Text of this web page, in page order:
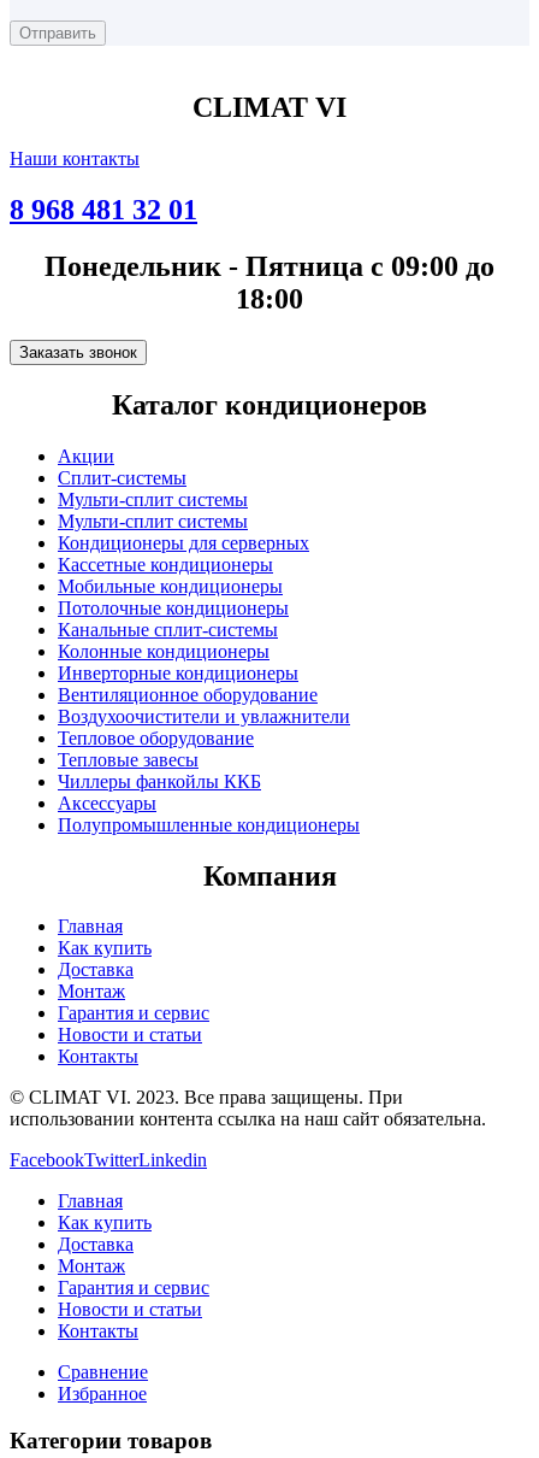
CLIMAT VI
Наши контакты
8 968 481 32 01
Понедельник - Пятница с 09:00 до
18:00
Заказать звонок
Каталог кондиционеров
Акции
Сплит-системы
Мульти-сплит системы
Мульти-сплит системы
Кондиционеры для серверных
Кассетные кондиционеры
Мобильные кондиционеры
Потолочные кондиционеры
Канальные сплит-системы
Колонные кондиционеры
Инверторные кондиционеры
Вентиляционное оборудование
Воздухоочистители и увлажнители
Тепловое оборудование
Тепловые завесы
Чиллеры фанкойлы ККБ
Аксессуары
Полупромышленные кондиционеры
Компания
Главная
Как купить
Доставка
Монтаж
Гарантия и сервис
Новости и статьи
Контакты
© CLIMAT VI. 2023. Все права защищены. При
использовании контента ссылка на наш сайт обязательна.
FacebookTwitterLinkedin
Главная
Как купить
Доставка
Монтаж
Гарантия и сервис
Новости и статьи
Контакты
Сравнение
Избранное
Категории товаров